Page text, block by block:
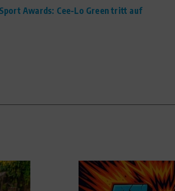
Awards: Cee-Lo Green tritt auf